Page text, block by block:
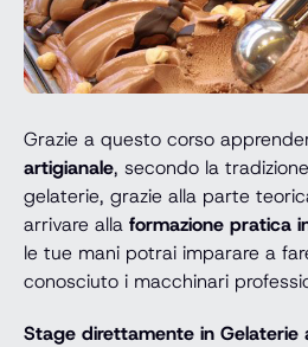
Grazie a questo corso
artigianale, secondo la
gelaterie, grazie alla parte
arrivare alla formazione pratica
le tue mani potrai imparare a
conosciuto i macchinari
Stage direttamente in Gelaterie